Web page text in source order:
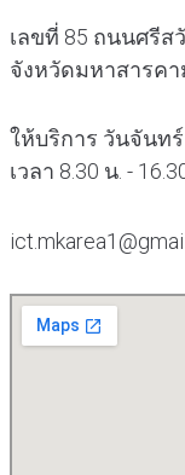
เลขที่ 85 ถนนศรีส
จังหวัดมหาสารคา
ให้บริการ วันจันท
เวลา 8.30 น. -